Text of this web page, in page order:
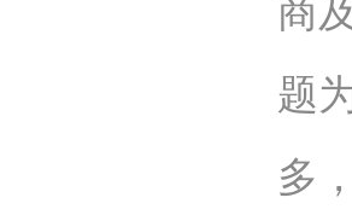
商
题
多